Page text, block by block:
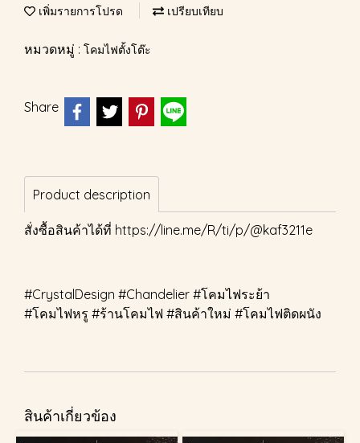
เพิ่มรายการโปรด เปรียบเทียบ
หมวดหมู่ : โคมไฟตั้งโต๊ะ
Share
Product description
สั่งซื้อสินค้าได้ที่ https://line.me/R/ti/p/@kaf3211e
#CrystalDesign #Chandelier #โคมไฟระย้า
#โคมไฟหรู #ร้านโคมไฟ #สินค้าใหม่ #โคมไฟติดผนัง
สินค้าเกี่ยวข้อง